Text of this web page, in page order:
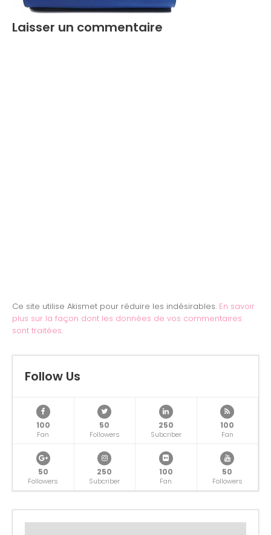
Laisser un commentaire
Ce site utilise Akismet pour réduire les indésirables. En savoir
plus sur la façon dont les données de vos commentaires
sont traitées.
Follow Us
100
Fan
50
Followers
250
Subcriber
100
Fan
50
Followers
250
Subcriber
100
Fan
50
Followers